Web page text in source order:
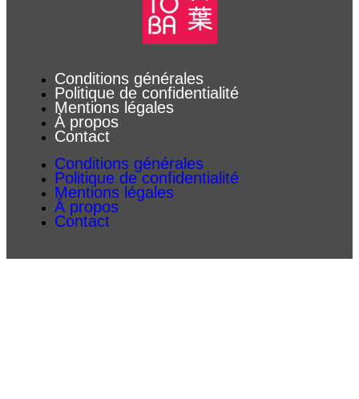
Conditions générales
Politique de confidentialité
Mentions légales
À propos
Contact
Conditions générales
Politique de confidentialité
Mentions légales
À propos
Contact